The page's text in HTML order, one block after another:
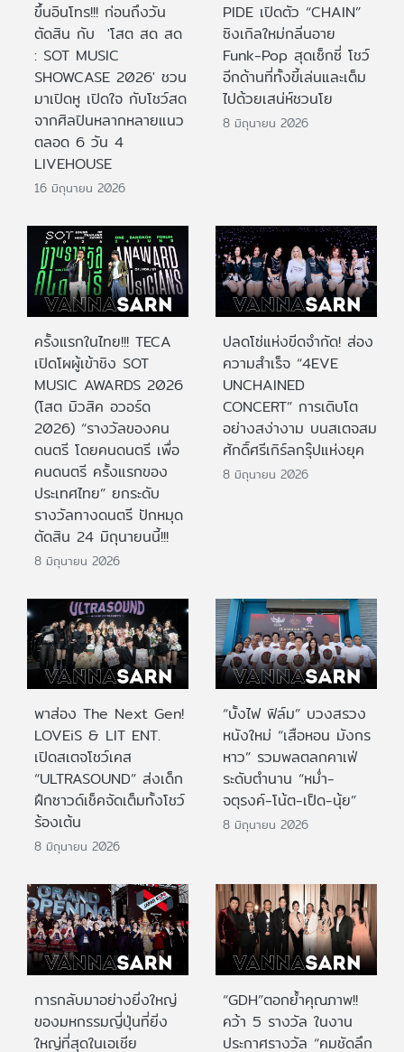
ขึ้นอินโทร!!! ก่อนถึงวัน
ตัดสิน กับ 'โสต สด สด
: SOT MUSIC
SHOWCASE 2026' ชวน
มาเปิดหู เปิดใจ กับโชว์สด
จากศิลปินหลากหลายแนว
ตลอด 6 วัน 4
LIVEHOUSE
16 มิถุนายน 2026
PIDE เปิดตัว “CHAIN”
ซิงเกิลใหม่กลิ่นอาย
Funk-Pop สุดเซ็กซี่ โชว์
อีกด้านที่ทั้งขี้เล่นและเต็ม
ไปด้วยเสน่ห์ชวนโย
8 มิถุนายน 2026
ครั้งแรกในไทย!!! TECA
เปิดโผผู้เข้าชิง SOT
MUSIC AWARDS 2026
(โสต มิวสิค อวอร์ด
2026) “รางวัลของคน
ดนตรี โดยคนดนตรี เพื่อ
คนดนตรี ครั้งแรกของ
ประเทศไทย” ยกระดับ
รางวัลทางดนตรี ปักหมุด
ตัดสิน 24 มิถุนายนนี้!!!
8 มิถุนายน 2026
ปลดโซ่แห่งขีดจำกัด! ส่อง
ความสำเร็จ “4EVE
UNCHAINED
CONCERT” การเติบโต
อย่างสง่างาม บนสเตจสม
ศักดิ์ศรีเกิร์ลกรุ๊ปแห่งยุค
8 มิถุนายน 2026
พาส่อง The Next Gen!
LOVEiS & LIT ENT.
เปิดสเตจโชว์เคส
“ULTRASOUND” ส่งเด็ก
ฝึกซาวด์เช็คจัดเต็มทั้งโชว์
ร้องเต้น
8 มิถุนายน 2026
“บั้งไฟ ฟิล์ม” บวงสรวง
หนังใหม่ “เสือหอน มังกร
หาว” รวมพลตลกคาเฟ่
ระดับตำนาน “หม่ำ-
จตุรงค์-โน้ต-เป็ด-นุ้ย”
8 มิถุนายน 2026
การกลับมาอย่างยิ่งใหญ่
ของมหกรรมญี่ปุ่นที่ยิ่ง
ใหญ่ที่สุดในเอเชีย
“GDH”ตอกย้ำคุณภาพ!!
คว้า 5 รางวัล ในงาน
ประกาศรางวัล “คมชัดลึก